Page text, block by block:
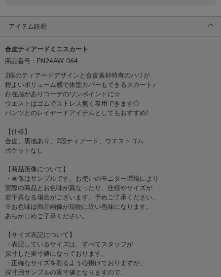
アイテム説明
合皮ティアードミニスカート
商品番号：PN24AW-064
2段のティアードデザインと合皮素材特有のハリが
程よいボリューム感で体型カバーもできるスカート♪
存在感がありコーデのワンポイントに☆
ウエストはゴムでストレス無く着用できます◎
パンツとのレイヤードアイテムとしてもおすすめ!
【仕様】
合皮、裏地あり、2段ティアード、ウエストゴム
ポケットなし
【商品画像について】
・画像はサンプルです。お使いのモニター環境により
実際の商品とお色味が異なったり、仕様やサイズが
若干異なる場合がございます。予めご了承ください。
※お色味は商品画像が現物に近い色味になります。
あらかじめご了承ください。
【サイズ表記について】
・表記しているサイズは、すべてスタッフが
採寸した実寸値になっております。
・正確なサイズを測るよう心掛けておりますが、
採寸用サンプルの実寸値となりますので、